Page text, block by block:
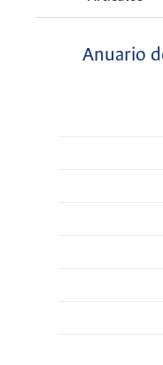
Anuario